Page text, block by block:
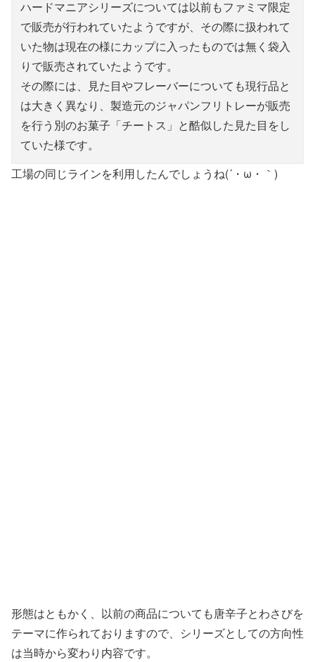
ハードマニアシリーズについては以前もファミマ限定
で販売が行われていたようですが、その際に扱われて
いた物は現在の様にカップに入ったものでは無く袋入
りで販売されていたようです。
その際には、見た目やフレーバーについても現行品と
は大きく異なり、製造元のジャパンフリトレーが販売
を行う別のお菓子「チートス」と酷似した見た目をし
ていた様です。
工場の同じラインを利用したんでしょうね(´・ω・｀)
形態はともかく、以前の商品についても唐辛子とわさびを
テーマに作られておりますので、シリーズとしての方向性
は当時から変わり内容です。